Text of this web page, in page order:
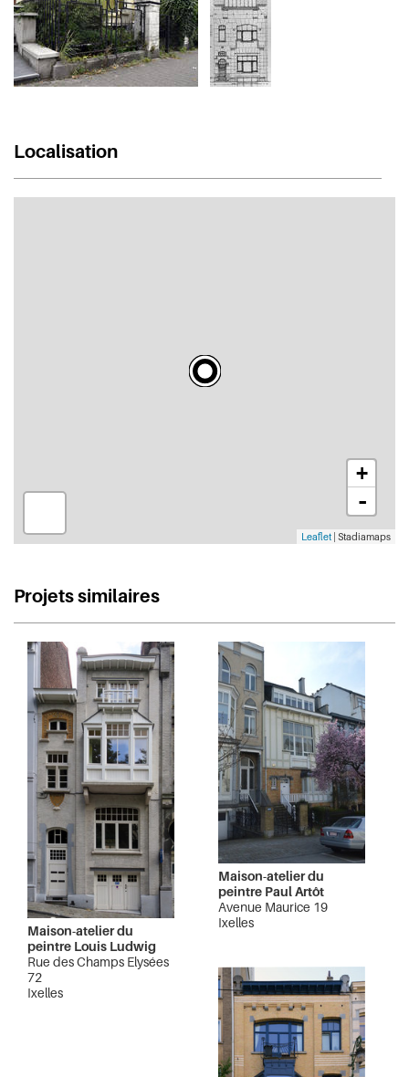
Localisation
+
-
Leaflet | Stadiamaps
Projets similaires
Maison-atelier du
peintre Louis Ludwig
Rue des Champs Elysées
72
Ixelles
Maison-atelier du
peintre Paul Artôt
Avenue Maurice 19
Ixelles